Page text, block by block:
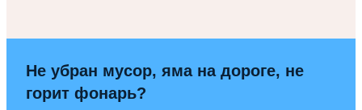
Не убран мусор, яма на дороге, не
горит фонарь?